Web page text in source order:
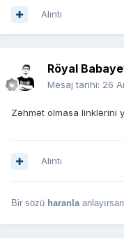
Alıntı
Röyal
Mesaj tarihi: 26
Zəhmət olmasa linklərini
Alıntı
Bir sözü haranla